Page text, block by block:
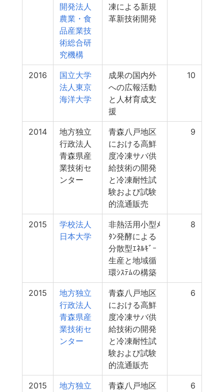
開発法人
農業・食
品産業技
術総合研
究機構
凍による新規
革新技術開発
2016
国立大学
法人東京
海洋大学
成果の国内外
への広報活動
と人材育成支
援
10
2014
地方独立
行政法人
青森県産
業技術セ
ンター
青森八戸地区
における高鮮
度冷凍サバ供
給技術の開発
と冷凍耐性試
験および試験
的流通販売
9
2015
学校法人
日本大学
非熱活用小型ﾒ
ﾀﾝ発酵による
分散型ｴﾈﾙｷﾞｰ
生産と地域循
環ｼｽﾃﾑの構築
8
2015
地方独立
行政法人
青森県産
業技術セ
ンター
青森八戸地区
における高鮮
度冷凍サバ供
給技術の開発
と冷凍耐性試
験および試験
的流通販売
6
2015
地方独立
青森八戸地区
6